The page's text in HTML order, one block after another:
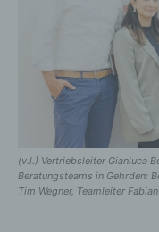
(v.l.) Vertriebsleiter Gianluca
Beratungsteams in Gehrden:
Tim Wegner, Teamleiter